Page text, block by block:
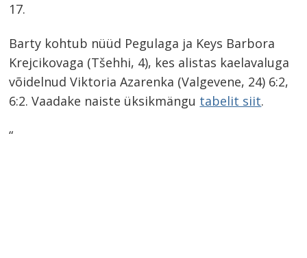
17.
Barty kohtub nüüd Pegulaga ja Keys Barbora
Krejcikovaga (Tšehhi, 4), kes alistas kaelavaluga
võidelnud Viktoria Azarenka (Valgevene, 24) 6:2,
6:2. Vaadake naiste üksikmängu tabelit siit.
“